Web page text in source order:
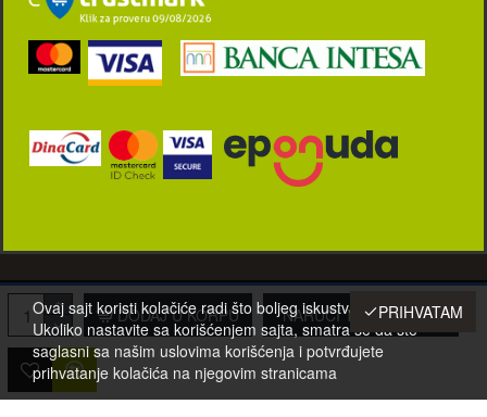
DODAJ U KORPU NARUČI TELEFONOM
© 2001-2022 Eurotehna-021 d.o.o. Novi Sad, Srbija. Sva prava zadržana.
PRIHVATAM
Ovaj sajt koristi kolačiće radi što boljeg iskustva posetilaca.
Ukoliko nastavite sa korišćenjem sajta, smatra se da ste
saglasni sa našim uslovima korišćenja i potvrđujete
prihvatanje kolačića na njegovim stranicama